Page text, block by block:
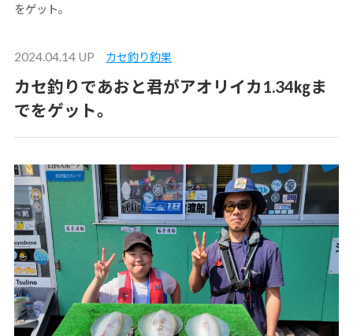
をゲット。
2024.04.14 UP カセ釣り釣果
カセ釣りであおと君がアオリイカ1.34㎏ま
でをゲット。